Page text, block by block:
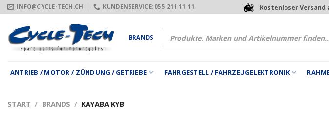
Zum
Inhalt
springen
INFO@CYCLE-TECH.CH KUNDENSERVICE: 055 211 11 11 Kostenloser Versand
BRANDS
Products
search
ANTRIEB / MOTOR / ZÜNDUNG / GETRIEBE FAHRGESTELL / FAHRZEUGELEKTRONIK
START / BRANDS / KAYABA KYB